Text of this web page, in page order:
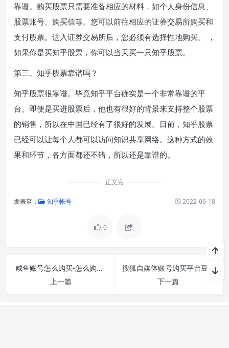
靠谱。购买股票只需要准备相应的材料，如个人身份信息、
股票账号、购买信等。您可以前往相应的证券交易所购买和
支付股票。进入证券交易所后，您必须有选择性地购买。 ，
如果你是买知乎股票，你可以当天买一只知乎股票。
第三、知乎股票靠谱吗？
知乎股票很靠谱。毕竟知乎平台确实是一个非常靠谱的平
台。即便是买进股票后，他也有很好的背景来支持整个股票
的销售，所以在中国已经有了很好的发展。目前，知乎股票
已经可以让每个人都可以访问知识共享网络。这种方式的效
果和环节，各方面都还不错，所以还是靠谱的。
正文完
发表至： 知乎帐号 2022-06-18
0
咸鱼账号怎么购买-怎么购买闲鱼号？
上一篇
下一篇